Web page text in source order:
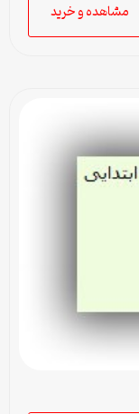
مشاهده و خرید